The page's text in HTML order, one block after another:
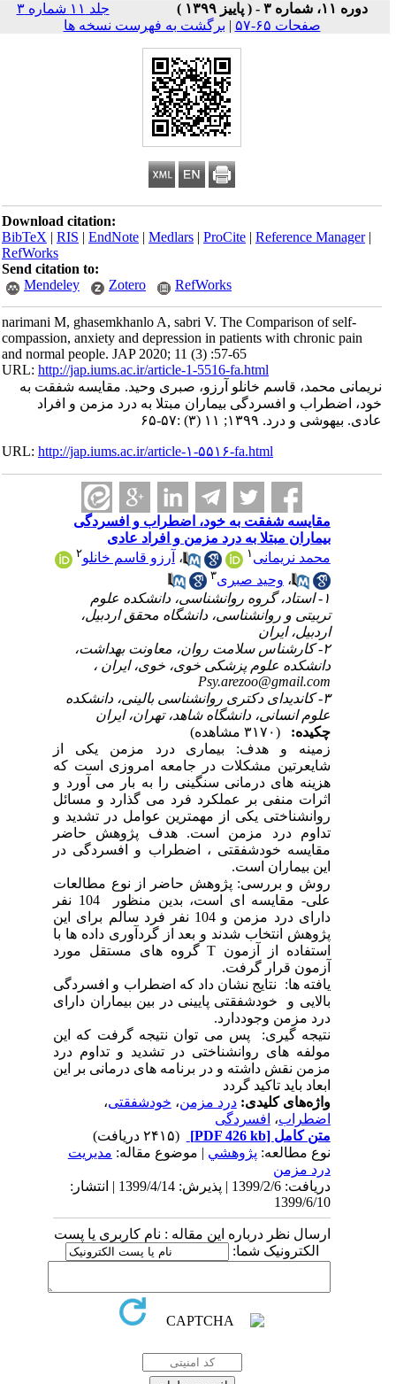
دوره ۱۱، شماره ۳ - ( پاییز ۱۳۹۹ )
جلد ۱۱ شماره ۳
صفحات ۶۵-۵۷
|برگشت به فهرست نسخه ها
Download citation:
BibTeX|RIS|EndNote|Medlars|ProCite|Reference Manager
RefWorks
Send citation to:
Mendeley
Zotero RefWorks
narimani M, ghasemkhanlo A, sabri V. The Comparison of self-
compassion, anxiety and depression in patients with chronic pain
and normal people. JAP 2020; 11 (3) :57-65
URL:http://jap.iums.ac.ir/article-1-5516-fa.html
نریمانی محمد، قاسم خانلو آرزو، صبری وحید. مقایسه شفقت به
خود، اضطراب و افسردگی بیماران مبتلا به درد مزمن و افراد
عادی. بیهوشی و درد. ۱۳۹۹; ۱۱ (۳) :۵۷-۶۵
URL:http://jap.iums.ac.ir/article-۱-۵۵۱۶-fa.html
مقایسه شفقت به خود، اضطراب و افسردگی
بیماران مبتلا به درد مزمن و افراد عادی
محمد نریمانی
،آرزو قاسم خانلو۲
،وحید صبری
۱- استاد، گروه روانشناسی، دانشکده علوم
تربیتی و روانشناسی، دانشگاه محقق اردبیل،
اردبیل، ایران
۲- کارشناس سلامت روان، معاونت بهداشت،
دانشکده علوم پزشکی خوی، خوی، ایران ،
Psy.arezoo@gmail.com
۳- کاندیدای دکتری روانشناسی بالینی، دانشکده
علوم انسانی، دانشگاه شاهد، تهران، ایران
چکیده:
زمینه و هدف: بیماری درد مزمن یکی از
شایعرتین مشکلات در جامعه امروزی است که
هزینه های درمانی سنگینی را به بار می آورد و
اثرات منفی بر عملکرد فرد می گذارد و مسائل
روانشناختی یکی از مهمترین عوامل در تشدید و
تداوم درد مزمن است. هدف پژوهش حاضر
مقایسه خودشفقتی ، اضطراب و افسردگی در
این بیماران است.
روش و بررسی: پژوهش حاضر از نوع مطالعات
علی- مقایسه ای است، بدین منظور 104 نفر
دارای درد مزمن و 104 نفر فرد سالم برای این
پژوهش انتخاب شدند و بعد از گردآوری داده ها با
استفاده از آزمونT گروه های مستقل مورد
آزمون قرار گرفت.
یافته ها: نتایج نشان داد که اضطراب و افسردگی
بالایی و خودشفقتی پایینی در بین بیماران دارای
درد مزمن وجوددارد.
نتیجه گیری: پس می توان نتیجه گرفت که این
مولفه های روانشناختی در تشدید و تداوم درد
مزمن نقش داشته و در برنامه های درمانی بر این
ابعاد باید تاکید گردد
واژه‌های کلیدی:درد مزمن،خودشفقتی،
اضطراب،افسردگی
متن کامل[PDF 426 kb]
نوع مطالعه:پژوهشي| موضوع مقاله:مديريت
درد مزمن
دریافت: 1399/2/6 | پذیرش: 1399/4/14 | انتشار:
1399/6/10
ارسال نظر درباره این مقاله : نام کاربری یا پست
الکترونیک شما: